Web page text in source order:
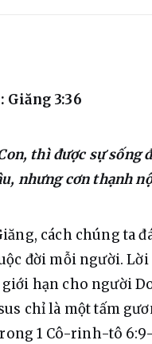
3:36
thì được sự
nhưng cơn thạnh
cách chúng ta
đời mỗi người.
hạn cho người
chỉ là một tấm
1 Cô-rinh-tô